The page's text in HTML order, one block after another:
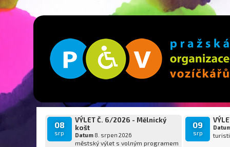
08
srp
VÝLET Č. 6/2026 - Mělnický
košt
Datum8. srpen 2026
městský výlet s volným programem
09
srp